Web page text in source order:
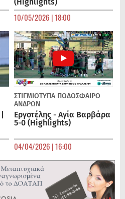
10/05/2026 | 18:00
ΣΤΙΓΜΙΟΤΥΠΑ ΠΟΔΌΣΦΑΙΡΟ
ΑΝΔΡΏΝ
Εργοτέλης - Αγία Βαρβάρα
5-0 (Highlights)
04/04/2026 | 16:00